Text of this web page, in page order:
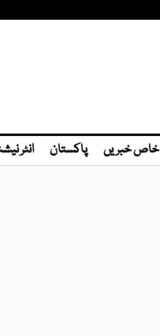
خاص خبریں پاکستان انٹر